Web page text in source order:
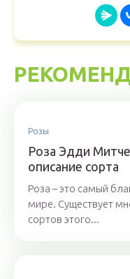
Розы
Роза Эдди
описание сорта
Роза – это самый
мире. Существует
сортов этого...